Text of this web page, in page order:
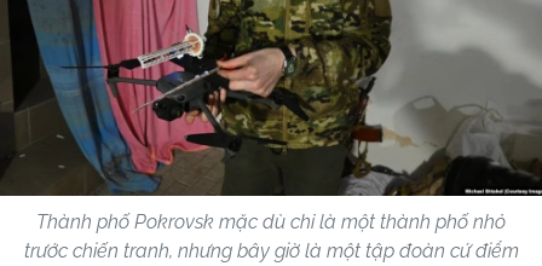
Thành phố Pokrovsk mặc dù chỉ là một thành phố nhỏ
trước chiến tranh, nhưng bây giờ là một tập đoàn cứ điểm